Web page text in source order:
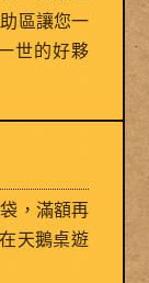
區讓您一
世的好夥
，滿額再
天鵝桌遊